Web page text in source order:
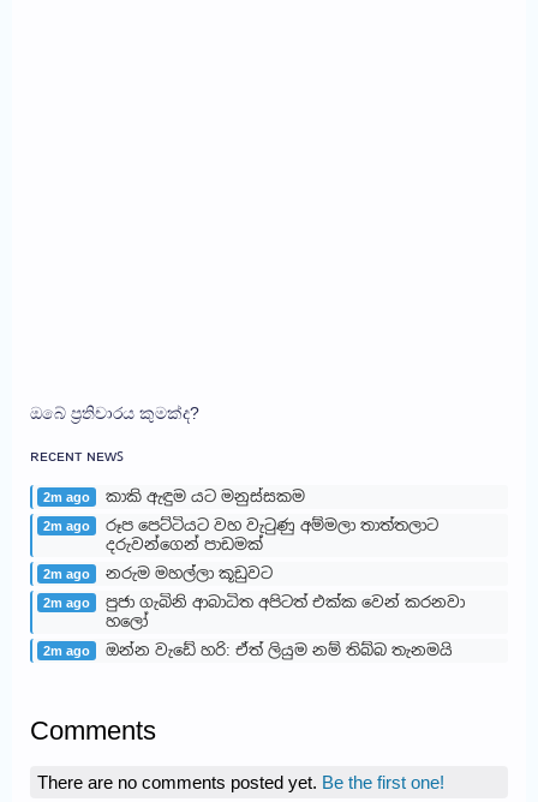
ඔබේ ප්‍රතිචාරය කුමක්ද?
ʀᴇᴄᴇɴᴛ ɴᴇᴡꜱ
2m ago කාකි ඇඳුම යට මනුස්සකම
2m ago
රූප පෙට්ටියට වහ වැටුණු අම්මලා තාත්තලාට
දරුවන්ගෙන් පාඩමක්
2m ago නරුම මහල්ලා කූඩුවට
2m ago
පුජා ගැබිනි ආබාධිත අපිටත් එක්ක වෙන් කරනවා
හලෝ
2m ago ඔන්න වැඩේ හරි: ඒත් ලියුම නම් තිබ්බ තැනමයි
Comments
There are no comments posted yet. Be the first one!